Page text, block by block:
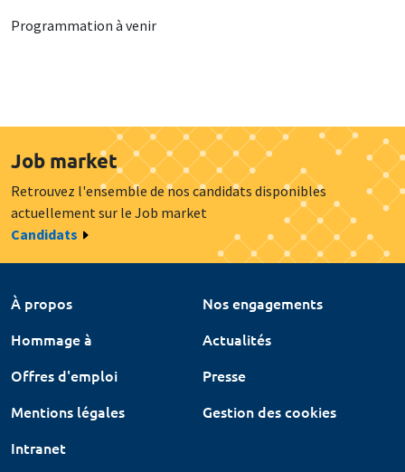
Programmation à venir
Job market
Retrouvez l'ensemble de nos candidats disponibles
actuellement sur le Job market
Candidats
À propos
Nos engagements
Hommage à
Actualités
Offres d'emploi
Presse
Mentions légales
Gestion des cookies
Intranet